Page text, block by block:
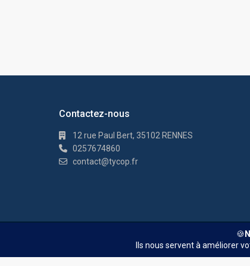
Contactez-nous
12 rue Paul Bert, 35102 RENNES
0257674860
contact@tycop.fr